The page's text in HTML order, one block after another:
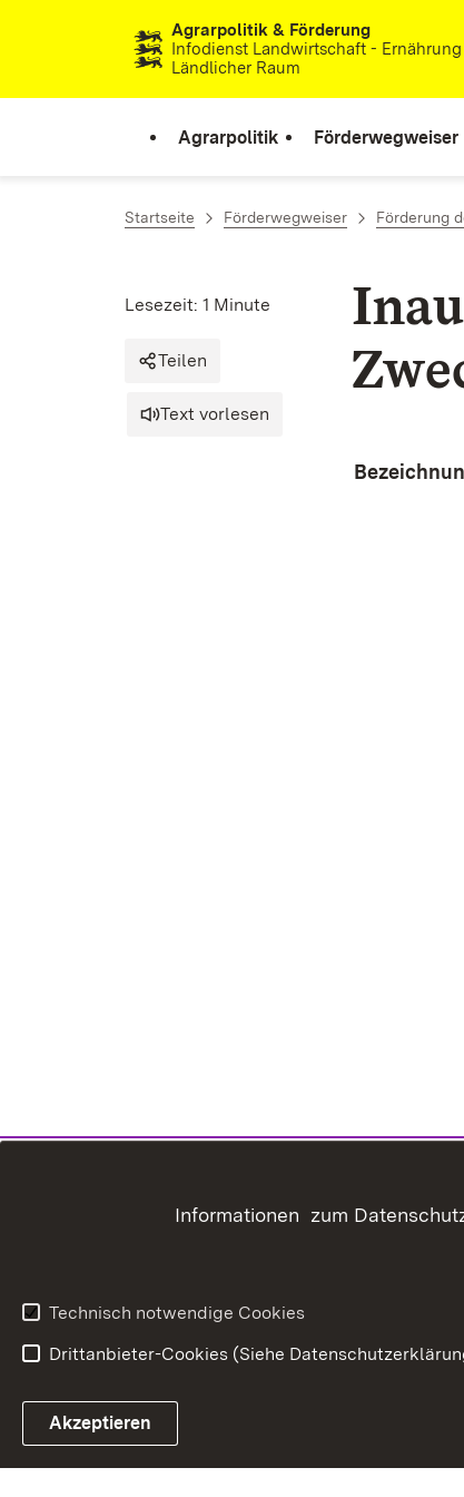
Zum Inhalt springenAgrarpolitik & Förderung
Infodienst Landwirtschaft -
Ländlicher Raum
Agrarpolitik Förderwegweiser
Startseite Förderwegweiser Förderung
Lesezeit: 1 Minute
Teilen
Text vorlesen
Informationen zum
Technisch notwendige Cookies
Drittanbieter-Cookies (Siehe
Akzeptieren